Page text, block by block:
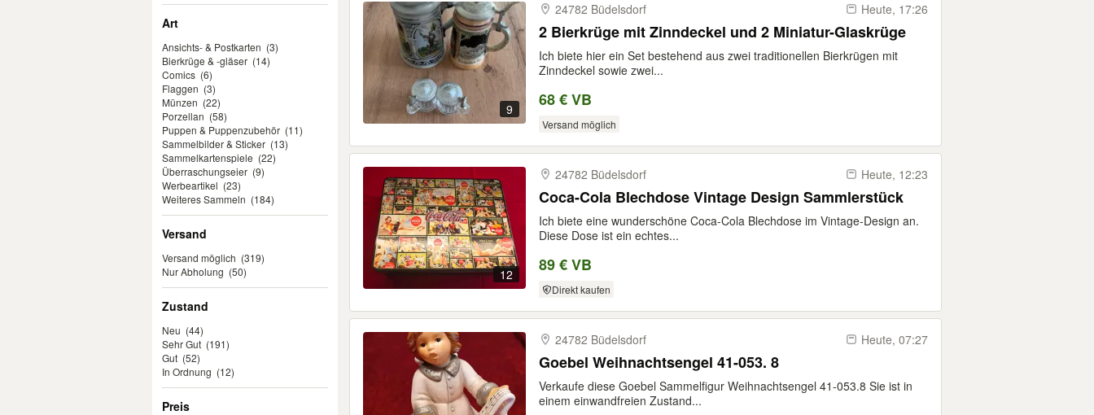
Art
Ansichts- & Postkarten (3)
Bierkrüge & -gläser (14)
Comics (6)
Flaggen (3)
Münzen (22)
Porzellan (58)
Puppen & Puppenzubehör (11)
Sammelbilder & Sticker (13)
Sammelkartenspiele (22)
Überraschungseier (9)
Werbeartikel (23)
Weiteres Sammeln (184)
Versand
Versand möglich (319)
Nur Abholung (50)
Zustand
Neu (44)
Sehr Gut (191)
Gut (52)
In Ordnung (12)
Preis
9
24782 Büdelsdorf Heute, 17:26
2 Bierkrüge mit Zinndeckel und 2 Miniatur-Glaskrüge
Ich biete hier ein Set bestehend aus zwei traditionellen Bierkrügen mit
Zinndeckel sowie zwei...
68 € VB
Versand möglich
12
24782 Büdelsdorf Heute, 12:23
Coca-Cola Blechdose Vintage Design Sammlerstück
Ich biete eine wunderschöne Coca-Cola Blechdose im Vintage-Design an.
Diese Dose ist ein echtes...
89 € VB
Direkt kaufen
24782 Büdelsdorf Heute, 07:27
Goebel Weihnachtsengel 41-053. 8
Verkaufe diese Goebel Sammelfigur Weihnachtsengel 41-053.8 Sie ist in
einem einwandfreien Zustand...